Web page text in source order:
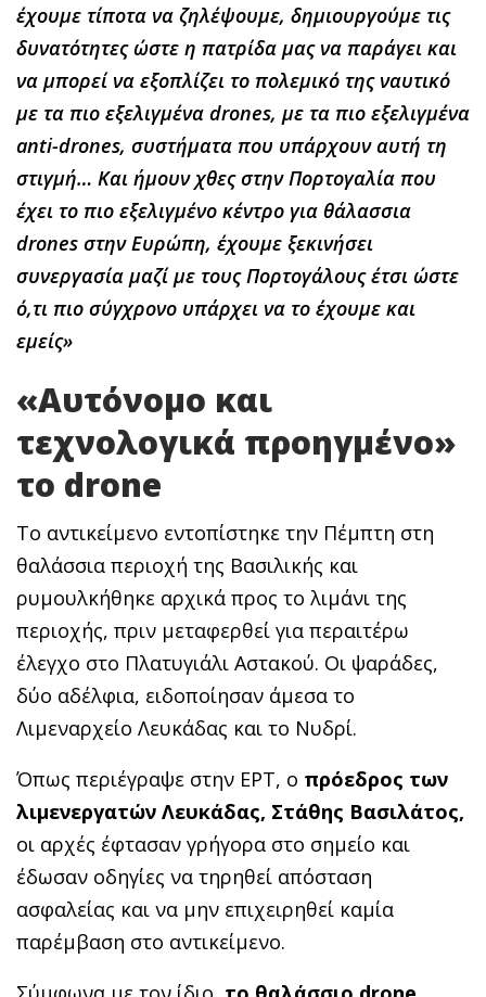
έχουμε τίποτα να ζηλέψουμε, δημιουργούμε τις
δυνατότητες ώστε η πατρίδα μας να παράγει και
να μπορεί να εξοπλίζει το πολεμικό της ναυτικό
με τα πιο εξελιγμένα drones, με τα πιο εξελιγμένα
anti-drones, συστήματα που υπάρχουν αυτή τη
στιγμή… Και ήμουν χθες στην Πορτογαλία που
έχει το πιο εξελιγμένο κέντρο για θάλασσια
drones στην Ευρώπη, έχουμε ξεκινήσει
συνεργασία μαζί με τους Πορτογάλους έτσι ώστε
ό,τι πιο σύγχρονο υπάρχει να το έχουμε και
εμείς»
«Αυτόνομο και
τεχνολογικά προηγμένο»
το drone
Το αντικείμενο εντοπίστηκε την Πέμπτη στη
θαλάσσια περιοχή της Βασιλικής και
ρυμουλκήθηκε αρχικά προς το λιμάνι της
περιοχής, πριν μεταφερθεί για περαιτέρω
έλεγχο στο Πλατυγιάλι Αστακού. Οι ψαράδες,
δύο αδέλφια, ειδοποίησαν άμεσα το
Λιμεναρχείο Λευκάδας και το Νυδρί.
Όπως περιέγραψε στην ΕΡΤ, ο πρόεδρος των
λιμενεργατών Λευκάδας, Στάθης Βασιλάτος,
οι αρχές έφτασαν γρήγορα στο σημείο και
έδωσαν οδηγίες να τηρηθεί απόσταση
ασφαλείας και να μην επιχειρηθεί καμία
παρέμβαση στο αντικείμενο.